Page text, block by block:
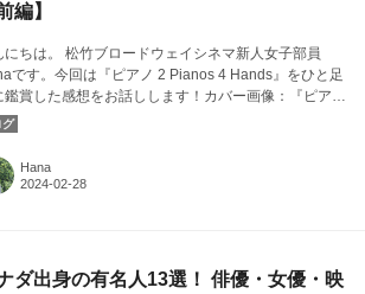
編】
にちは。 松竹ブロードウェイシネマ新人女子部員
です。今回は『ピアノ 2 Pianos 4 Hands』をひと足
鑑賞した感想をお話しします！カバー画像：『ピアノ
4 Hands』より ©Lydia Pawelka
Hana
ダ出身の有名人13選！ 俳優・女優・映